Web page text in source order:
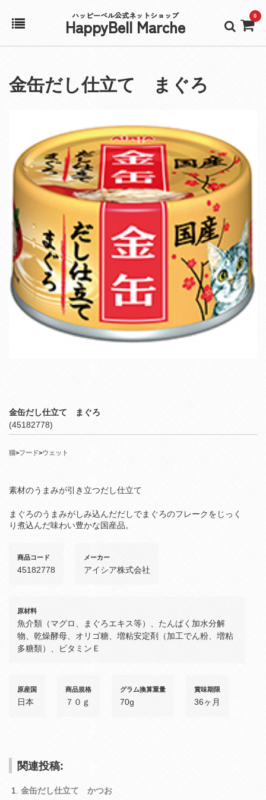
ハッピーベル公式ネットショップ
HappyBell Marche 0
アカウント
金缶だし仕立て まぐろ
金缶だし仕立て まぐろ
(45182778)
猫>フード>ウェット
素材のうまみが引き立つだし仕立て
まぐろのうまみがしみ込んだだしでまぐろのフレークをじっく
り煮込んだ味わい豊かな国産品。
商品コード
45182778
メーカー
アイシア株式会社
原材料
魚介類（マグロ、まぐろエキス等）、たんぱく加水分解
物、乾燥酵母、オリゴ糖、増粘安定剤（加工でん粉、増粘
多糖類）、ビタミンＥ
原産国
日本
商品規格
７０ｇ
グラム換算重量
70g
賞味期限
36ヶ月
関連投稿:
金缶だし仕立て かつお